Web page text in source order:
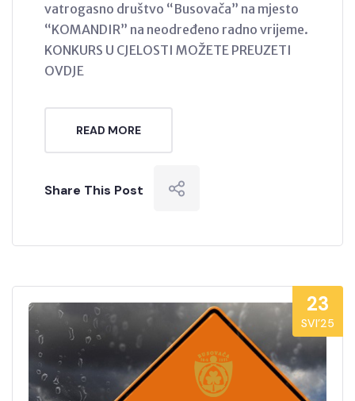
vatrogasno društvo “Busovača” na mjesto
“KOMANDIR” na neodređeno radno vrijeme.
KONKURS U CJELOSTI MOŽETE PREUZETI
OVDJE
READ MORE
Share This Post
23
SVI’25